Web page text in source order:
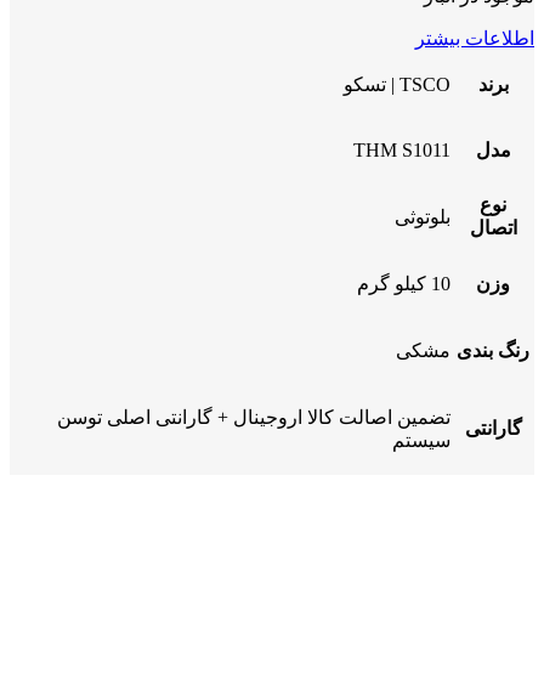
اطلاعات بیشتر
برند TSCO | تسکو
مدل THM S1011
نوع
اتصال
بلوتوثی
وزن 10 کیلو گرم
رنگ بندی مشکی
گارانتی
تضمین اصالت کالا اروجینال + گارانتی اصلی توسن
سیستم